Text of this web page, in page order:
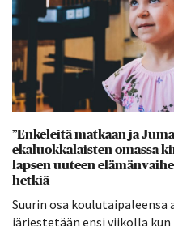
”Enkeleitä matkaan ja
ekaluokkalaisten omassa
lapsen uuteen
hetkiä
Suurin osa
järjestetään ensi viikolla kun